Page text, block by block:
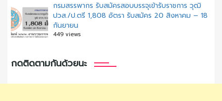
กรมสรรพากร รับสมัครสอบบรรจุเข้ารับราชการ วุฒิ
ปวส./ป.ตรี 1,808 อัตรา รับสมัคร 20 สิงหาคม – 18
กันยายน
449 views
กดติดตามกันด้วยนะ